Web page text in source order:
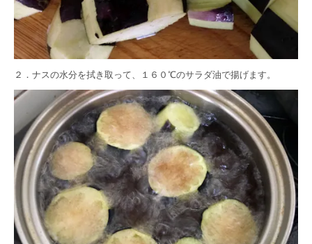
２．ナスの水分を拭き取って、１６０℃のサラダ油で揚げます。